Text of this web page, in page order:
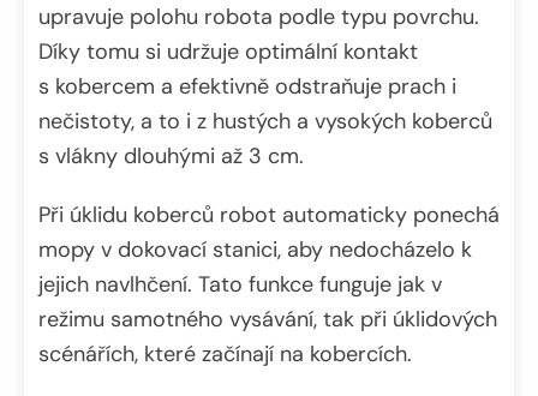
upravuje polohu robota podle typu povrchu.
Díky tomu si udržuje optimální kontakt
s kobercem a efektivně odstraňuje prach i
nečistoty, a to i z hustých a vysokých koberců
s vlákny dlouhými až 3 cm.
Při úklidu koberců robot automaticky ponechá
mopy v dokovací stanici, aby nedocházelo k
jejich navlhčení. Tato funkce funguje jak v
režimu samotného vysávání, tak při úklidových
scénářích, které začínají na kobercích.